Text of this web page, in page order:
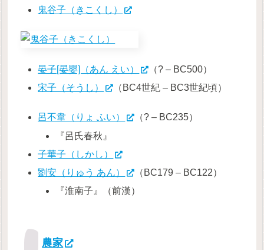
鬼谷子（きこくし）
晏子[晏嬰]（あん えい）
（? – BC500）
宋子（そうし）
（BC4世紀 – BC3世紀頃）
呂不韋（りょ ふい）
（? – BC235）
『呂氏春秋』
子華子（しかし）
劉安（りゅう あん）
（BC179 – BC122）
『淮南子』（前漢）
農家